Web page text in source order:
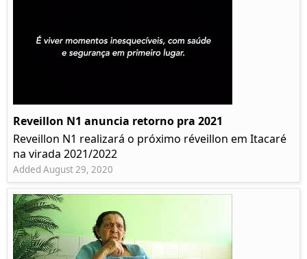
Reveillon N1 anuncia retorno pra 2021
Reveillon N1 realizará o próximo réveillon em Itacaré
na virada 2021/2022
Added August 29, 2020